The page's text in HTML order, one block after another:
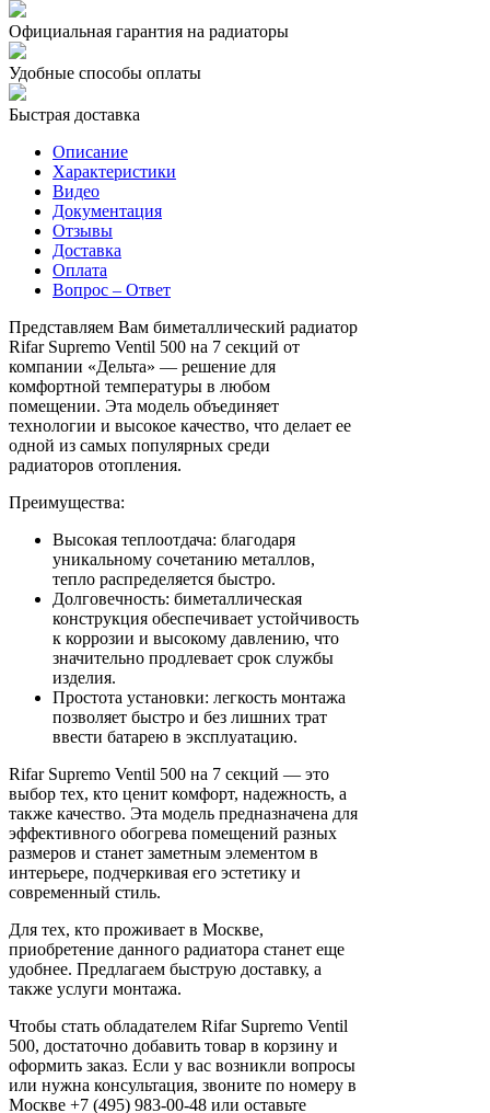
Официальная гарантия на радиаторы
Удобные способы оплаты
Быстрая доставка
Описание
Характеристики
Видео
Документация
Отзывы
Доставка
Оплата
Вопрос – Ответ
Представляем Вам биметаллический радиатор
Rifar Supremo Ventil 500 на 7 секций от
компании «Дельта» — решение для
комфортной температуры в любом
помещении. Эта модель объединяет
технологии и высокое качество, что делает ее
одной из самых популярных среди
радиаторов отопления.
Преимущества:
Высокая теплоотдача: благодаря
уникальному сочетанию металлов,
тепло распределяется быстро.
Долговечность: биметаллическая
конструкция обеспечивает устойчивость
к коррозии и высокому давлению, что
значительно продлевает срок службы
изделия.
Простота установки: легкость монтажа
позволяет быстро и без лишних трат
ввести батарею в эксплуатацию.
Rifar Supremo Ventil 500 на 7 секций — это
выбор тех, кто ценит комфорт, надежность, а
также качество. Эта модель предназначена для
эффективного обогрева помещений разных
размеров и станет заметным элементом в
интерьере, подчеркивая его эстетику и
современный стиль.
Для тех, кто проживает в Москве,
приобретение данного радиатора станет еще
удобнее. Предлагаем быструю доставку, а
также услуги монтажа.
Чтобы стать обладателем Rifar Supremo Ventil
500, достаточно добавить товар в корзину и
оформить заказ. Если у вас возникли вопросы
или нужна консультация, звоните по номеру в
Москве +7 (495) 983-00-48 или оставьте